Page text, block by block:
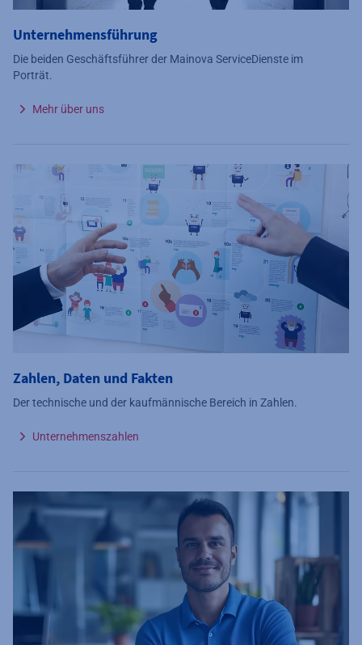
Unternehmensführung
Die beiden Geschäftsführer der Mainova ServiceDienste im
Porträt.
Mehr über uns
Zahlen, Daten und Fakten
Der technische und der kaufmännische Bereich in Zahlen.
Unternehmenszahlen